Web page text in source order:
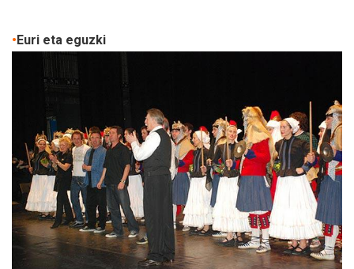
• Euri eta eguzki